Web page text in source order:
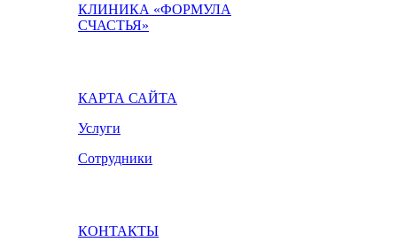
КЛИНИКА «ФОРМУЛА
СЧАСТЬЯ»
КАРТА САЙТА
Услуги
Сотрудники
КОНТАКТЫ